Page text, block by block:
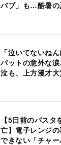
バブ」も…酷暑の
「泣いてないね
バットの意外な
泣も、上方漫才
【5日前のパス
亡】電子レンジ
できない「チャ